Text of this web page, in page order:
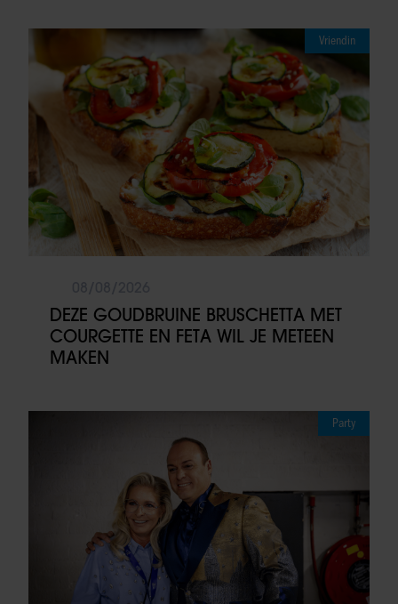
Vriendin
DEZE GOUDBRUINE BRUSCHETTA MET
COURGETTE EN FETA WIL JE METEEN
MAKEN
Party